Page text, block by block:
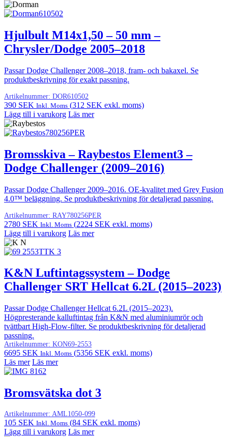
Hjulbult M14x1,50 – 50 mm –
Chrysler/Dodge 2005–2018
Passar Dodge Challenger 2008–2018, fram- och bakaxel. Se
produktbeskrivning för exakt passning.
Artikelnummer: DOR610502
390 SEK Inkl. Moms (312 SEK exkl. moms)
Lägg till i varukorg Läs mer
Bromsskiva – Raybestos Element3 –
Dodge Challenger (2009–2016)
Passar Dodge Challenger 2009–2016. OE-kvalitet med Grey Fusion
4.0™ beläggning. Se produktbeskrivning för detaljerad passning.
Artikelnummer: RAY780256PER
2780 SEK Inkl. Moms (2224 SEK exkl. moms)
Lägg till i varukorg Läs mer
K&N Luftintagssystem – Dodge
Challenger SRT Hellcat 6.2L (2015–2023)
Passar Dodge Challenger Hellcat 6.2L (2015–2023).
Högpresterande kalluftintag från K&N med aluminiumrör och
tvättbart High-Flow-filter. Se produktbeskrivning för detaljerad
passning.
Artikelnummer: KON69-2553
6695 SEK Inkl. Moms (5356 SEK exkl. moms)
Läs mer Läs mer
Bromsvätska dot 3
Artikelnummer: AML1050-099
105 SEK Inkl. Moms (84 SEK exkl. moms)
Lägg till i varukorg Läs mer